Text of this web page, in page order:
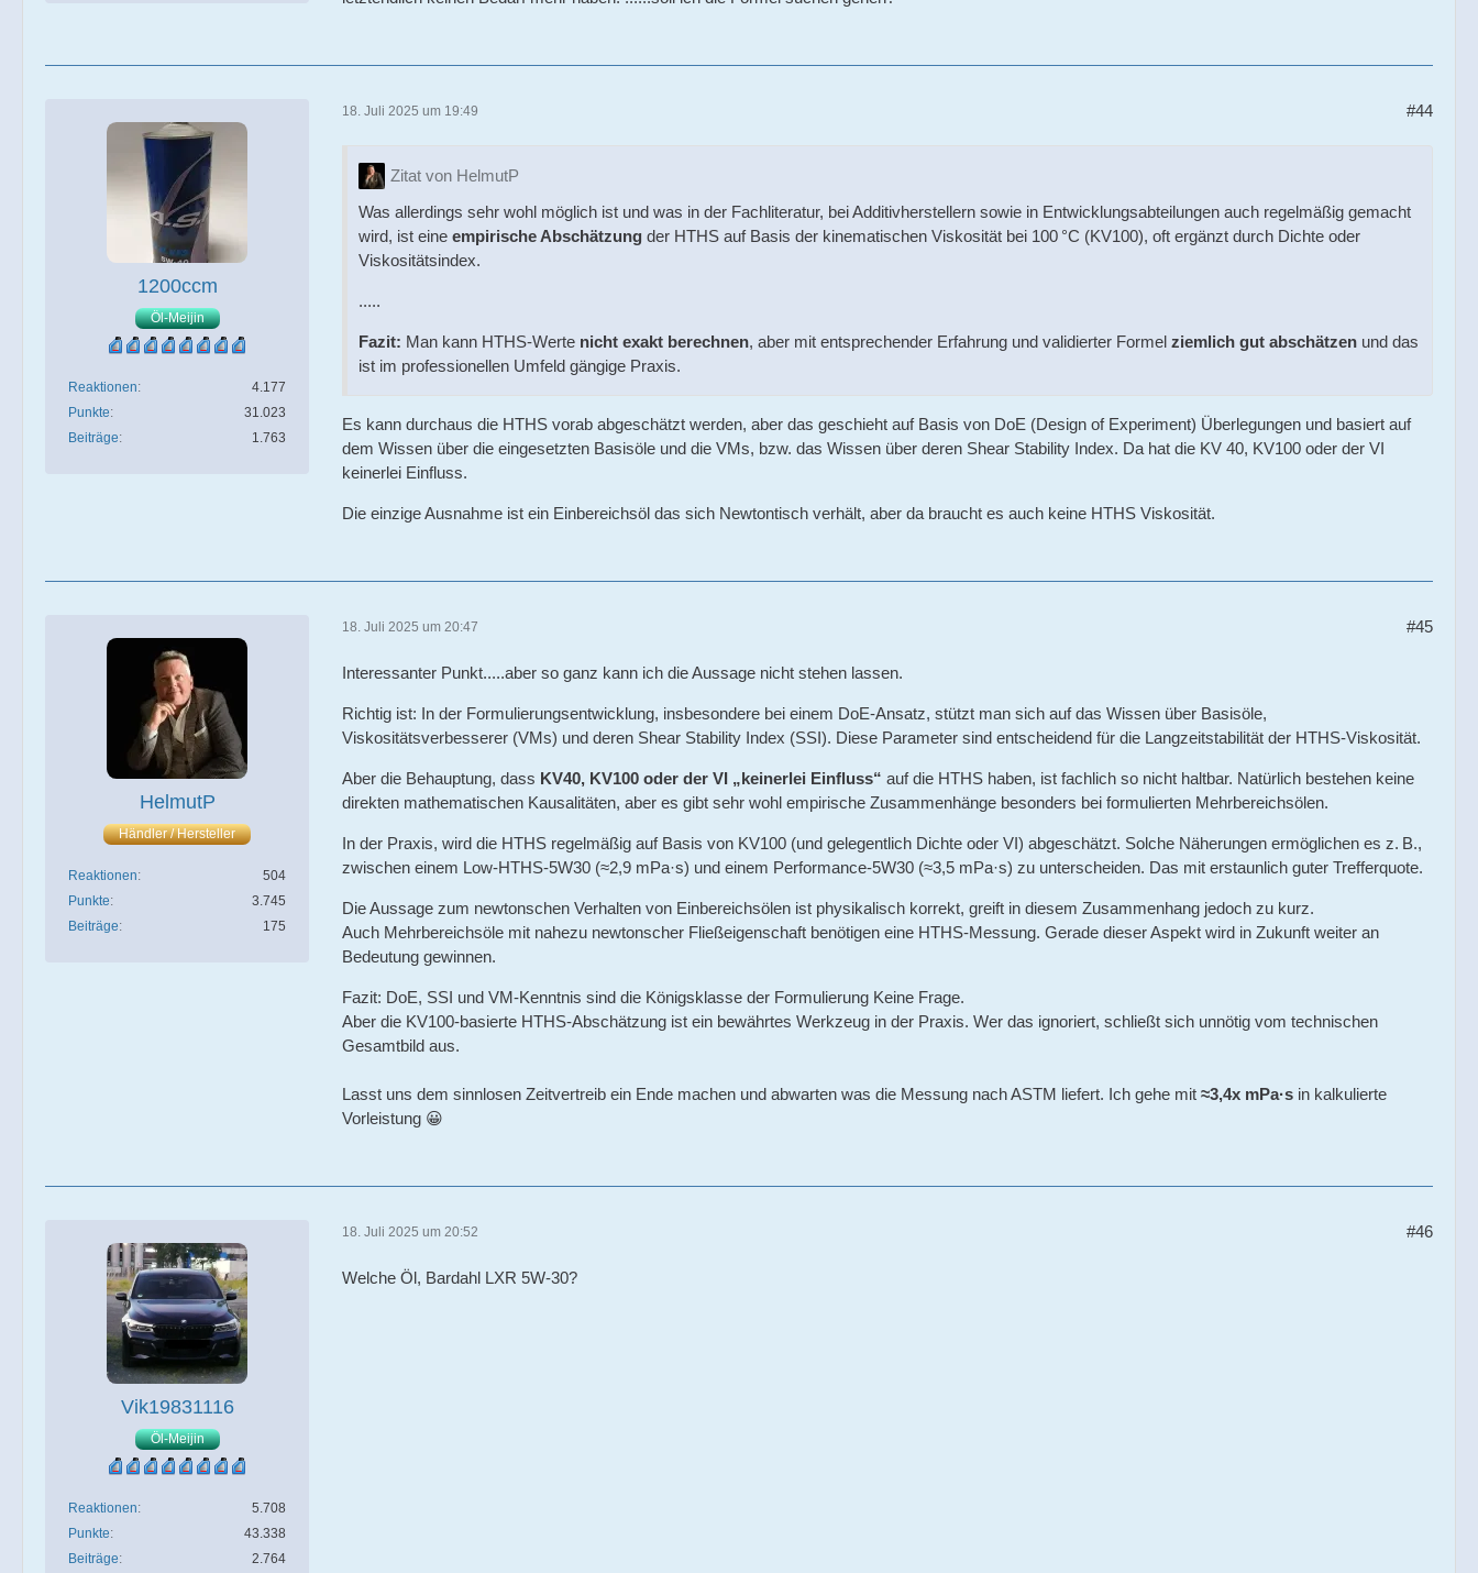
1200ccm
Öl-Meijin
Reaktionen
4.177
Punkte
31.023
Beiträge
1.763
18. Juli 2025 um 19:49 #44
Zitat von HelmutP
Was allerdings sehr wohl möglich ist und was in der Fachliteratur, bei Additivherstellern sowie in Entwicklungsabteilungen auch regelmäßig gemacht
wird, ist eine empirische Abschätzung der HTHS auf Basis der kinematischen Viskosität bei 100 °C (KV100), oft ergänzt durch Dichte oder
Viskositätsindex.
.....
Fazit: Man kann HTHS-Werte nicht exakt berechnen, aber mit entsprechender Erfahrung und validierter Formel ziemlich gut abschätzen und das
ist im professionellen Umfeld gängige Praxis.
Es kann durchaus die HTHS vorab abgeschätzt werden, aber das geschieht auf Basis von DoE (Design of Experiment) Überlegungen und basiert auf
dem Wissen über die eingesetzten Basisöle und die VMs, bzw. das Wissen über deren Shear Stability Index. Da hat die KV 40, KV100 oder der VI
keinerlei Einfluss.
Die einzige Ausnahme ist ein Einbereichsöl das sich Newtontisch verhält, aber da braucht es auch keine HTHS Viskosität.
HelmutP
Händler / Hersteller
Reaktionen
504
Punkte
3.745
Beiträge
175
18. Juli 2025 um 20:47 #45
Interessanter Punkt.....aber so ganz kann ich die Aussage nicht stehen lassen.
Richtig ist: In der Formulierungsentwicklung, insbesondere bei einem DoE-Ansatz, stützt man sich auf das Wissen über Basisöle,
Viskositätsverbesserer (VMs) und deren Shear Stability Index (SSI). Diese Parameter sind entscheidend für die Langzeitstabilität der HTHS-Viskosität.
Aber die Behauptung, dass KV40, KV100 oder der VI „keinerlei Einfluss“ auf die HTHS haben, ist fachlich so nicht haltbar. Natürlich bestehen keine
direkten mathematischen Kausalitäten, aber es gibt sehr wohl empirische Zusammenhänge besonders bei formulierten Mehrbereichsölen.
In der Praxis, wird die HTHS regelmäßig auf Basis von KV100 (und gelegentlich Dichte oder VI) abgeschätzt. Solche Näherungen ermöglichen es z. B.,
zwischen einem Low-HTHS-5W30 (≈2,9 mPa·s) und einem Performance-5W30 (≈3,5 mPa·s) zu unterscheiden. Das mit erstaunlich guter Trefferquote.
Die Aussage zum newtonschen Verhalten von Einbereichsölen ist physikalisch korrekt, greift in diesem Zusammenhang jedoch zu kurz.
Auch Mehrbereichsöle mit nahezu newtonscher Fließeigenschaft benötigen eine HTHS-Messung. Gerade dieser Aspekt wird in Zukunft weiter an
Bedeutung gewinnen.
Fazit: DoE, SSI und VM-Kenntnis sind die Königsklasse der Formulierung Keine Frage.
Aber die KV100-basierte HTHS-Abschätzung ist ein bewährtes Werkzeug in der Praxis. Wer das ignoriert, schließt sich unnötig vom technischen
Gesamtbild aus.
Lasst uns dem sinnlosen Zeitvertreib ein Ende machen und abwarten was die Messung nach ASTM liefert. Ich gehe mit ≈3,4x mPa·s in kalkulierte
Vorleistung 😀
Vik19831116
Öl-Meijin
Reaktionen
5.708
Punkte
43.338
Beiträge
2.764
18. Juli 2025 um 20:52 #46
Welche Öl, Bardahl LXR 5W-30?